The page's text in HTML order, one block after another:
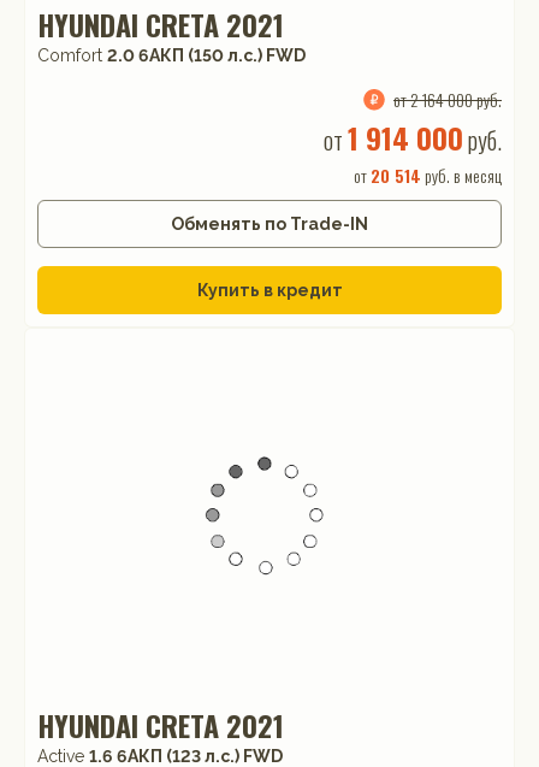
HYUNDAI CRETA 2021
Comfort 2.0 6AКП (150 л.с.) FWD
от 2 164 000 руб.
от1 914 000руб.
от20 514 руб. в месяц
Обменять по Trade-IN
Купить в кредит
HYUNDAI CRETA 2021
Active 1.6 6AКП (123 л.с.) FWD